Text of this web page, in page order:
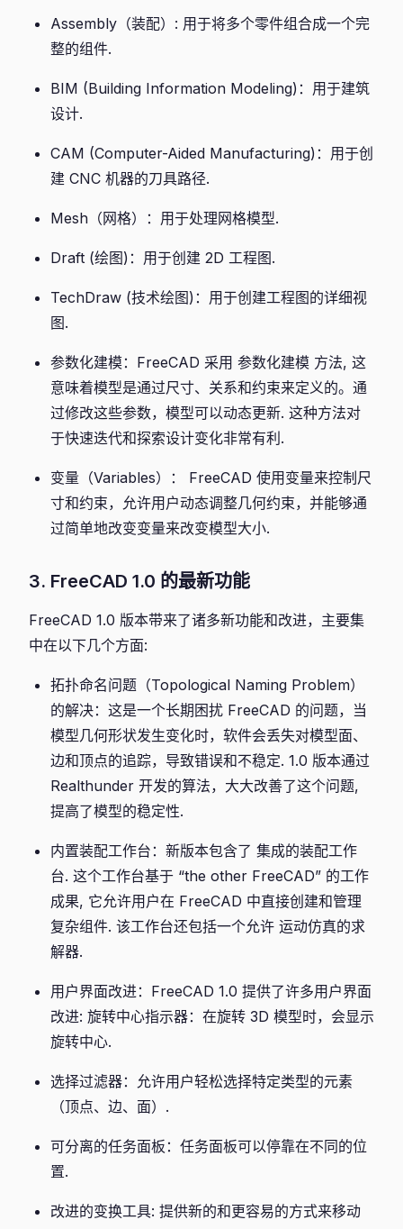
Assembly（装配）: 用于将多个零件组合成一个完
整的组件.
BIM (Building Information Modeling)：用于建筑
设计.
CAM (Computer-Aided Manufacturing)：用于创
建 CNC 机器的刀具路径.
Mesh（网格）：用于处理网格模型.
Draft (绘图)：用于创建 2D 工程图.
TechDraw (技术绘图)：用于创建工程图的详细视
图.
参数化建模：FreeCAD 采用 参数化建模 方法, 这
意味着模型是通过尺寸、关系和约束来定义的。通
过修改这些参数，模型可以动态更新. 这种方法对
于快速迭代和探索设计变化非常有利.
变量（Variables）： FreeCAD 使用变量来控制尺
寸和约束，允许用户动态调整几何约束，并能够通
过简单地改变变量来改变模型大小.
3. FreeCAD 1.0 的最新功能
FreeCAD 1.0 版本带来了诸多新功能和改进，主要集
中在以下几个方面:
拓扑命名问题（Topological Naming Problem）
的解决：这是一个长期困扰 FreeCAD 的问题，当
模型几何形状发生变化时，软件会丢失对模型面、
边和顶点的追踪，导致错误和不稳定. 1.0 版本通过
Realthunder 开发的算法，大大改善了这个问题,
提高了模型的稳定性.
内置装配工作台：新版本包含了 集成的装配工作
台. 这个工作台基于 “the other FreeCAD” 的工作
成果, 它允许用户在 FreeCAD 中直接创建和管理
复杂组件. 该工作台还包括一个允许 运动仿真的求
解器.
用户界面改进：FreeCAD 1.0 提供了许多用户界面
改进: 旋转中心指示器：在旋转 3D 模型时，会显示
旋转中心.
选择过滤器：允许用户轻松选择特定类型的元素
（顶点、边、面）.
可分离的任务面板：任务面板可以停靠在不同的位
置.
改进的变换工具: 提供新的和更容易的方式来移动